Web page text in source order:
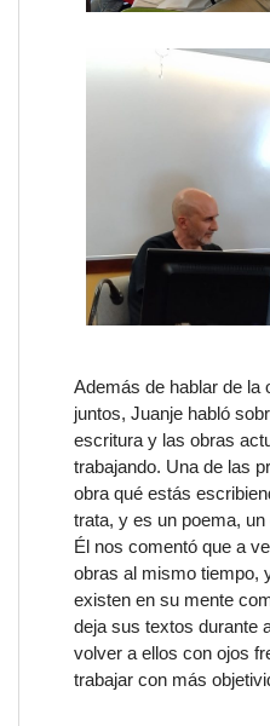
Además de hablar de la
juntos, Juanje habló
escritura y las obras
trabajando. Una de las
obra qué estás
trata, y es un poema, un
Él nos comentó que a
obras al mismo tiempo,
existen en su mente
deja sus textos durante
volver a ellos con ojos
trabajar con más